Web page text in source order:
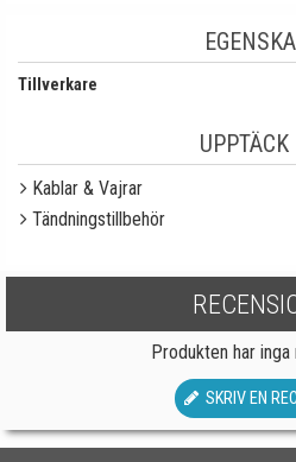
Tillverkare
Kablar & Vajrar
Tändningstillbehör
Produkten har
SKRIV EN